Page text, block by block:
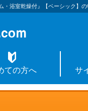
・浴室乾燥付』【ベーシック】
ての方へ サ